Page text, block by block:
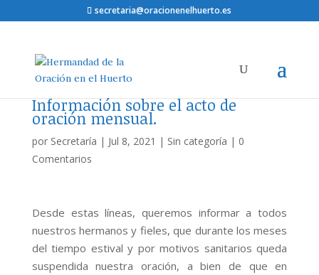
secretaria@oracionenelhuerto.es
Información sobre el acto de
oración mensual.
por Secretaría | Jul 8, 2021 | Sin categoría | 0
Comentarios
Desde estas líneas, queremos informar a todos
nuestros hermanos y fieles, que durante los meses
del tiempo estival y por motivos sanitarios queda
suspendida nuestra oración, a bien de que en